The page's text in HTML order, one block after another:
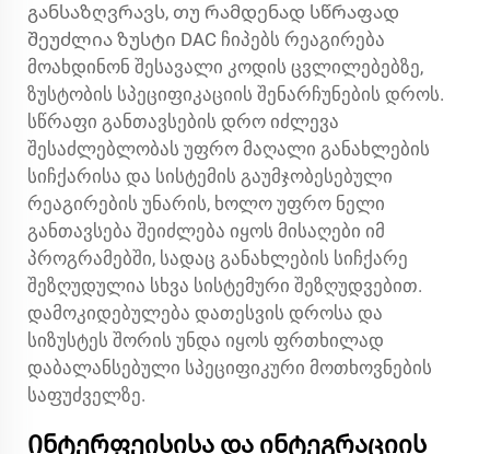
განსაზღვრავს, თუ რამდენად სწრაფად
შეუძლია ზუსტი DAC ჩიპებს რეაგირება
მოახდინონ შესავალი კოდის ცვლილებებზე,
ზუსტობის სპეციფიკაციის შენარჩუნების დროს.
სწრაფი განთავსების დრო იძლევა
შესაძლებლობას უფრო მაღალი განახლების
სიჩქარისა და სისტემის გაუმჯობესებული
რეაგირების უნარის, ხოლო უფრო ნელი
განთავსება შეიძლება იყოს მისაღები იმ
პროგრამებში, სადაც განახლების სიჩქარე
შეზღუდულია სხვა სისტემური შეზღუდვებით.
დამოკიდებულება დათესვის დროსა და
სიზუსტეს შორის უნდა იყოს ფრთხილად
დაბალანსებული სპეციფიკური მოთხოვნების
საფუძველზე.
Ინტერფეისისა და ინტეგრაციის